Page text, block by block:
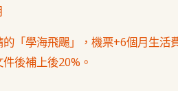
「學海飛颺」，機票+6個月生
後補上後20%。